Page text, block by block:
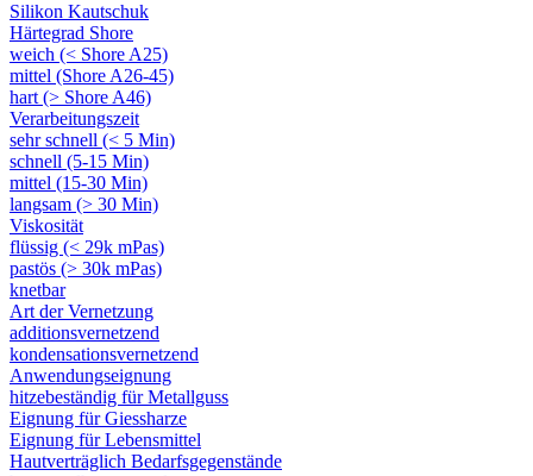
Silikon Kautschuk
Härtegrad Shore
weich (< Shore A25)
mittel (Shore A26-45)
hart (> Shore A46)
Verarbeitungszeit
sehr schnell (< 5 Min)
schnell (5-15 Min)
mittel (15-30 Min)
langsam (> 30 Min)
Viskosität
flüssig (< 29k mPas)
pastös (> 30k mPas)
knetbar
Art der Vernetzung
additionsvernetzend
kondensationsvernetzend
Anwendungseignung
hitzebeständig für Metallguss
Eignung für Giessharze
Eignung für Lebensmittel
Hautverträglich Bedarfsgegenstände